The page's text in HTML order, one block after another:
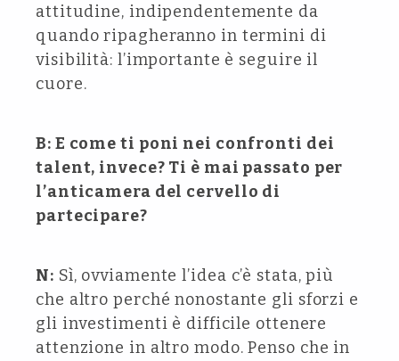
attitudine, indipendentemente da
quando ripagheranno in termini di
visibilità: l’importante è seguire il
cuore.
B: E come ti poni nei confronti dei
talent, invece? Ti è mai passato per
l’anticamera del cervello di
partecipare?
N: Sì, ovviamente l’idea c’è stata, più
che altro perché nonostante gli sforzi e
gli investimenti è difficile ottenere
attenzione in altro modo. Penso che in